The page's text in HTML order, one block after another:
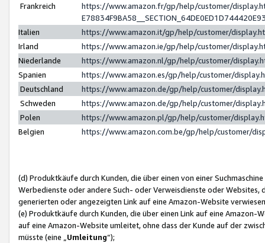
Frankreich
https://www.amazon.fr/gp/help/customer/
Italien
https://www.amazon.it/gp/help/customer/
Irland
https://www.amazon.ie/gp/help/customer/
Niederlande
https://www.amazon.nl/gp/help/customer/
Spanien
https://www.amazon.es/gp/help/customer/
Deutschland
https://www.amazon.de/gp/help/customer/
Schweden
https://www.amazon.de/gp/help/customer/
Polen
https://www.amazon.pl/gp/help/customer/
Belgien
https://www.amazon.com.be/gp/help/customer/
(d) Produktkäufe durch Kunden, die über einen von einer
Werbedienste oder andere Such- oder Verweisdienste oder Websites,
generierten oder angezeigten Link auf eine Amazon-Website
(e) Produktkäufe durch Kunden, die über einen Link auf eine
auf eine Amazon-Website umleitet, ohne dass der Kunde auf der
müsste (eine „ Umleitung“);